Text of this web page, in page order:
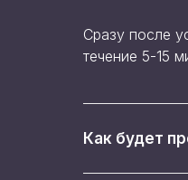
Сразу после
течение 5-15
Как будет